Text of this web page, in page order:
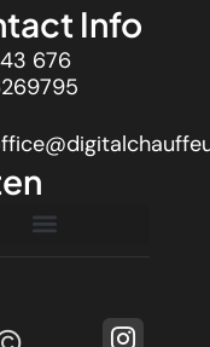
Info
676